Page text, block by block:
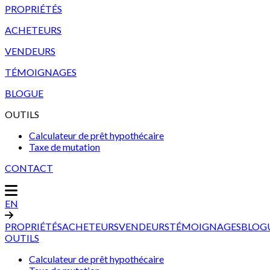
PROPRIÉTÉS
ACHETEURS
VENDEURS
TÉMOIGNAGES
BLOGUE
OUTILS
Calculateur de prêt hypothécaire
Taxe de mutation
CONTACT
EN
PROPRIÉTÉSACHETEURSVENDEURSTÉMOIGNAGES
OUTILS
Calculateur de prêt hypothécaire